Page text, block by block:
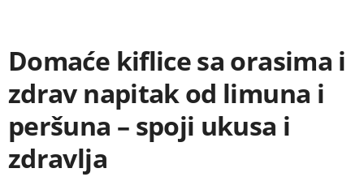
Domaće kiflice sa orasima i
zdrav napitak od limuna i
peršuna – spoji ukusa i
zdravlja